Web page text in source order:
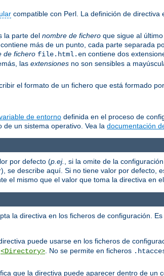
compatible con Perl. La definición de
la parte del nombre de fichero que sigue al
contiene más de un punto, cada parte separada
de fichero file.html.en contiene dos
las extensiones no son sensibles a
el formato de un fichero que está formado
de entorno definida en el proceso de
de un sistema operativo. Vea la documentación
por defecto (p.ej., si la omite de la
se describe aquí. Si no tiene valor por defecto,
el mismo que el valor que toma la directiva en
la directiva en los ficheros de configuración.
puede usarse en los ficheros de
<Directory> . No se permite en ficheros
que la directiva puede aparecer dentro de un